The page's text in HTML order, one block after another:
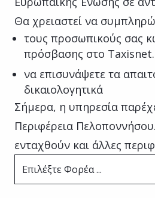
Θα χρειαστεί να
τους προσωπικούς σας
πρόσβασης στο Taxisnet.
να επισυνάψετε τα
δικαιολογητικά
Σήμερα, η υπηρεσία
Περιφέρεια
ενταχθούν και άλλες
Επιλέξτε Φορέα ...